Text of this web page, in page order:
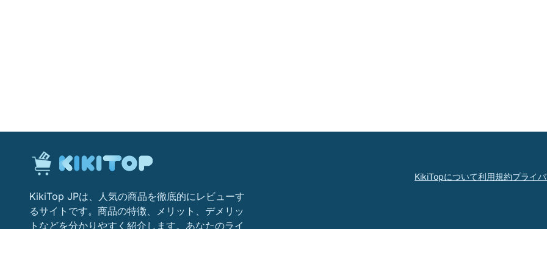
KikiTop JPは、人気の商品を徹底的にレビューす
るサイトです。商品の特徴、メリット、デメリッ
トなどを分かりやすく紹介します。あなたのライ
KikiTopについて利用規約プライ